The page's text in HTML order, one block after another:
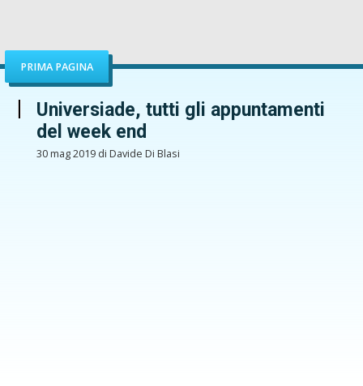
PRIMA PAGINA
Universiade, tutti gli appuntamenti
del week end
30 mag 2019 di Davide Di Blasi